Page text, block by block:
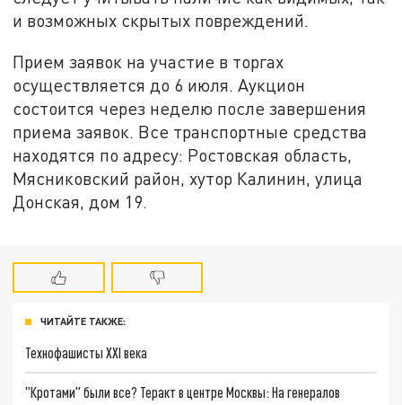
и возможных скрытых повреждений.
Прием заявок на участие в торгах
осуществляется до 6 июля. Аукцион
состоится через неделю после завершения
приема заявок. Все транспортные средства
находятся по адресу: Ростовская область,
Мясниковский район, хутор Калинин, улица
Донская, дом 19.
ЧИТАЙТЕ ТАКЖЕ:
Технофашисты XXI века
"Кротами" были все? Теракт в центре Москвы: На генералов